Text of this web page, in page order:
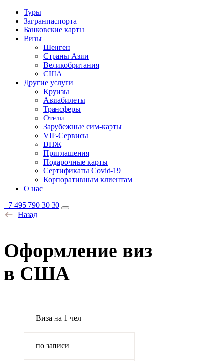
Туры
Загранпаспорта
Банковские карты
Визы
Шенген
Страны Азии
Великобритания
США
Другие услуги
Круизы
Авиабилеты
Трансферы
Отели
Зарубежные сим-карты
VIP-Сервисы
ВНЖ
Приглашения
Подарочные карты
Сертификаты Covid-19
Корпоративным клиентам
О нас
+7 495 790 30 30
Назад
Оформление виз
в США
Виза на 1 чел.
по записи